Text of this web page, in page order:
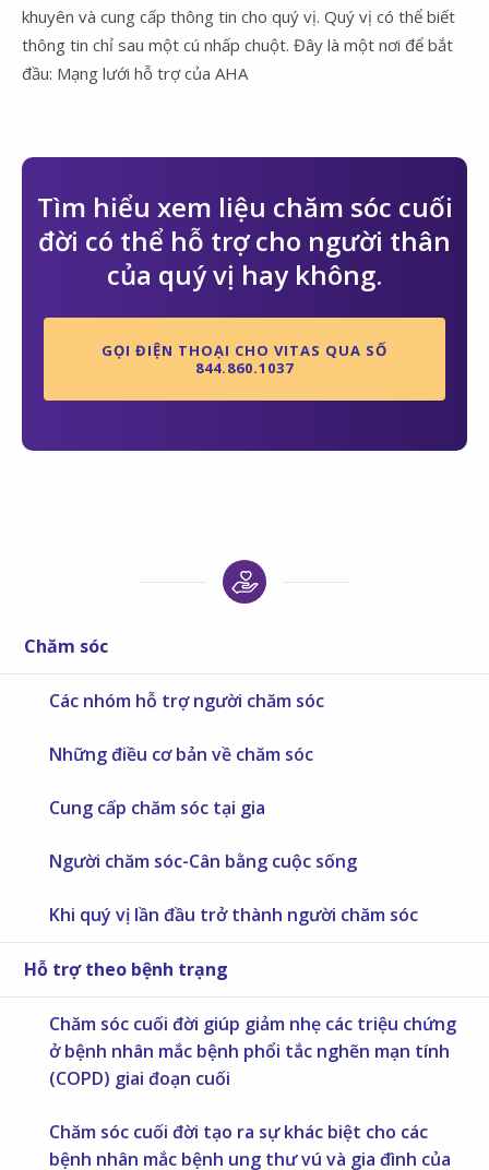
khuyên và cung cấp thông tin cho quý vị. Quý vị có thể biết
thông tin chỉ sau một cú nhấp chuột. Đây là một nơi để bắt
đầu: Mạng lưới hỗ trợ của AHA
Tìm hiểu xem liệu chăm sóc cuối
đời có thể hỗ trợ cho người thân
của quý vị hay không.
GỌI ĐIỆN THOẠI CHO VITAS QUA SỐ
844.860.1037
Chăm sóc
Các nhóm hỗ trợ người chăm sóc
Những điều cơ bản về chăm sóc
Cung cấp chăm sóc tại gia
Người chăm sóc-Cân bằng cuộc sống
Khi quý vị lần đầu trở thành người chăm sóc
Hỗ trợ theo bệnh trạng
Chăm sóc cuối đời giúp giảm nhẹ các triệu chứng
ở bệnh nhân mắc bệnh phổi tắc nghẽn mạn tính
(COPD) giai đoạn cuối
Chăm sóc cuối đời tạo ra sự khác biệt cho các
bệnh nhân mắc bệnh ung thư vú và gia đình của